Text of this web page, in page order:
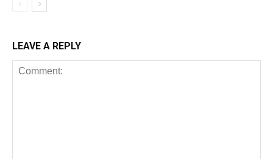
LEAVE A REPLY